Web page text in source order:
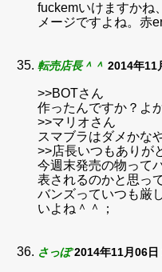
fuckemいけますかね
メージですよね。赤
転売店長＾＾ 2014年11
>>BOTさん
作ったんですか？よ
>>マリオさん
スマブラはダメかな
>>店長いつもありが
今週末発売の物って
表されるのかと思っ
バンズっていつも厳
いよね＾＾；
さっぽ 2014年11月06